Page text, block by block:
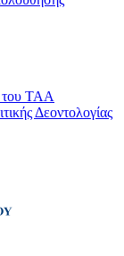
του ΤΑΑ
Δεοντολογίας